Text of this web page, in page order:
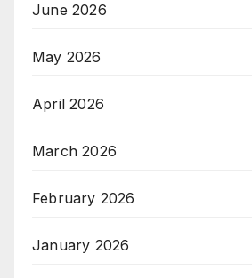
June 2026
May 2026
April 2026
March 2026
February 2026
January 2026